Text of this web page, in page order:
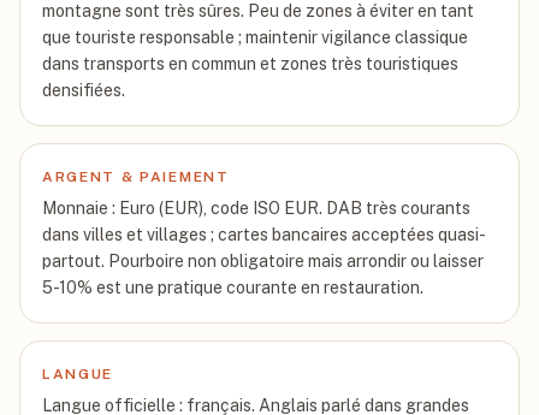
montagne sont très sûres. Peu de zones à éviter en tant
que touriste responsable ; maintenir vigilance classique
dans transports en commun et zones très touristiques
densifiées.
ARGENT & PAIEMENT
Monnaie : Euro (EUR), code ISO EUR. DAB très courants
dans villes et villages ; cartes bancaires acceptées quasi-
partout. Pourboire non obligatoire mais arrondir ou laisser
5-10% est une pratique courante en restauration.
LANGUE
Langue officielle : français. Anglais parlé dans grandes